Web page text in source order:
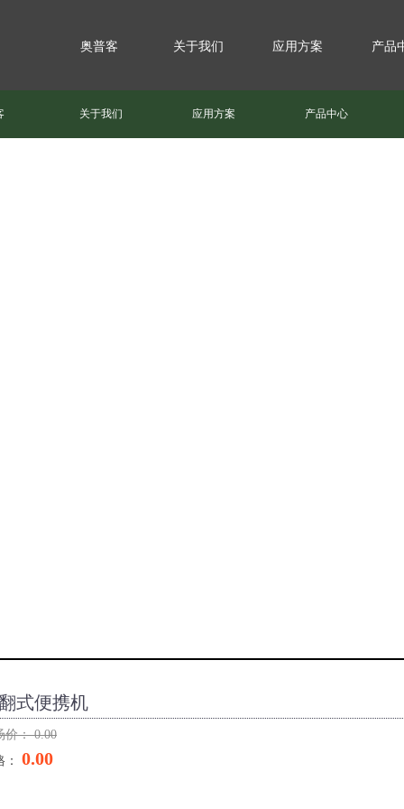
关于我们 应用方案 产品中心
式便携机
价：0.00
： 0.00
奥普客 关于我们 应用方案 产品